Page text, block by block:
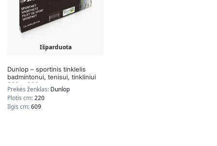
Išparduota
Dunlop – sportinis tinklelis
badmintonui, tenisui, tinkliniui
609 x 220 cm
Prekės ženklas: Dunlop
Plotis cm:220
Ilgis cm:609